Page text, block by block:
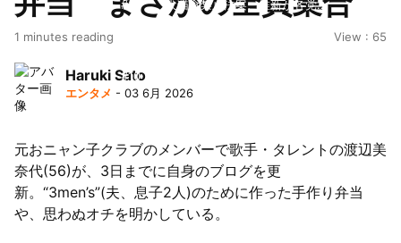
由に
近畿産業信組の219億円 地銀やノンバ
#8 犬猫食禁止法案、維新が各党と
「全東信」債権者リスト公開、金融機関
#10
ライト」を試してみた
1 minutes reading View : 65
Haruki Sato
エンタメ - 03 6月 2026
元おニャン子クラブのメンバーで歌手・タレントの渡辺美
奈代(56)が、3日までに自身のブログを更
新。“3men’s”(夫、息子2人)のために作った手作り弁当
や、思わぬオチを明かしている。